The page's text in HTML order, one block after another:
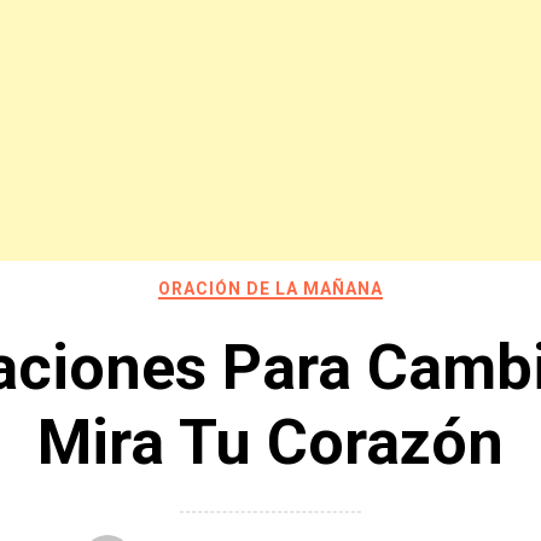
ORACIÓN DE LA MAÑANA
Para
Mira Tu Corazón